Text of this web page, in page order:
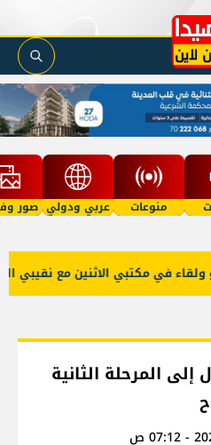
منوعات عربي ودولي صور
في مكتبي الاثنين مع نقيبي
المرحلة الثانية